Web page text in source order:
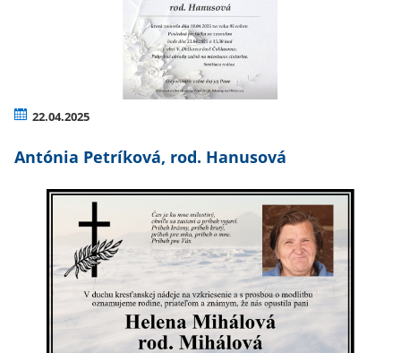
22.04.2025
Antónia Petríková, rod. Hanusová